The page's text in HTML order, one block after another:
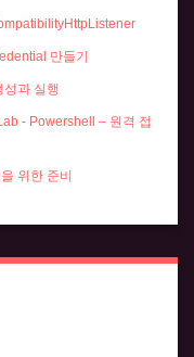
만들기
과 실행
- Powershell – 원격 접
위한 준비